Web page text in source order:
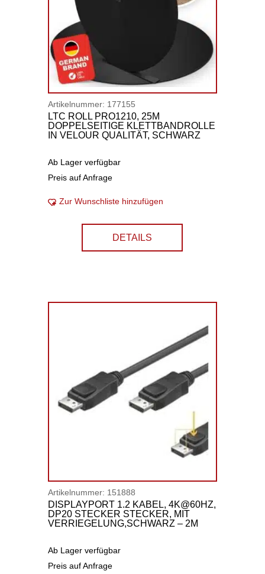
Artikelnummer: 177155
LTC ROLL PRO1210, 25M
DOPPELSEITIGE KLETTBANDROLLE
IN VELOUR QUALITÄT, SCHWARZ
Ab Lager verfügbar
Preis auf Anfrage
Zur Wunschliste hinzufügen
DETAILS
Artikelnummer: 151888
DISPLAYPORT 1.2 KABEL, 4K@60HZ,
DP20 STECKER STECKER, MIT
VERRIEGELUNG,SCHWARZ – 2M
Ab Lager verfügbar
Preis auf Anfrage